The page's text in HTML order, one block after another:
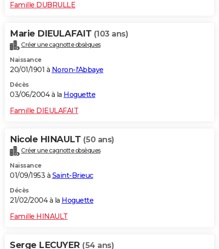
Famille DUBRULLE
Marie DIEULAFAIT (103 ans)
Créer une cagnotte obsèques
Naissance
20/01/1901 à Noron-l'Abbaye
Décès
03/06/2004 à la Hoguette
Famille DIEULAFAIT
Nicole HINAULT (50 ans)
Créer une cagnotte obsèques
Naissance
01/09/1953 à Saint-Brieuc
Décès
21/02/2004 à la Hoguette
Famille HINAULT
Serge LECUYER (54 ans)